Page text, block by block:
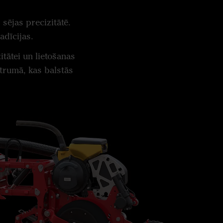
sējas precizitātē.
un lietošanas
kas balstās